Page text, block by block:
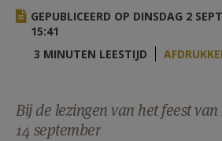
AANMELDEN OF
GEPUBLICEERD OP DINSDAG 2
15:41
3 MINUTEN LEESTIJD
Bij de lezingen van het feest
14 september